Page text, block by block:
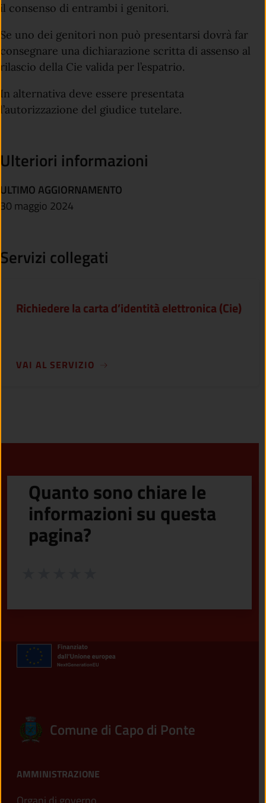
il consenso di entrambi i genitori.
Se uno dei genitori non può presentarsi dovrà far
consegnare una dichiarazione scritta di assenso al
rilascio della Cie valida per l’espatrio.
In alternativa deve essere presentata
l’autorizzazione del giudice tutelare.
Ulteriori informazioni
ULTIMO AGGIORNAMENTO
30 maggio 2024
Servizi collegati
Richiedere la carta d’identità elettronica (Cie)
VAI AL SERVIZIO
Quanto sono chiare le
informazioni su questa
pagina?
Comune di Capo di Ponte
AMMINISTRAZIONE